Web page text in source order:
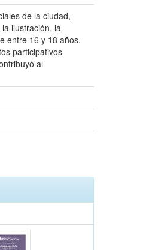
de la ciudad,
ilustración, la
entre 16 y 18 años.
participativos
al